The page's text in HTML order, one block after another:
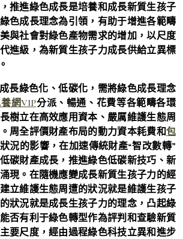
推進綠色成長是培養和成長新質生孩子
色成長理念為引領，有助于增進各範疇
與社會對綠色產物需求的增加，以尺度
進級，為新質生孩子力成長供給立異標
長綠色化、低碳化，需將綠色成長理念
網VIP分派、暢通、花費等各範疇各環
樹立在高效應用資本、嚴厲維護生態周
周全評價財產布局的動力資本耗費和包
況的影響，在加速傳統財產“智改數轉”
碳財產成長，推進綠色低碳新技巧、新
現。在隨機應變成長新質生孩子力的經
立維護生態周遭的狀況就是維護生孩子
狀況就是成長生孩子力的理念，凸起綠
否有利于綠色轉型作為評判和查驗新質
要尺度，經由過程綠色科技立異和進步